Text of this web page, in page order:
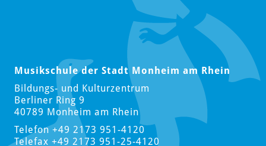
Musikschule der Stadt Monheim am Rhein
Bildungs- und Kulturzentrum
Berliner Ring 9
40789 Monheim am Rhein
Telefon +49 2173 951-4120
Telefax +49 2173 951-25-4120